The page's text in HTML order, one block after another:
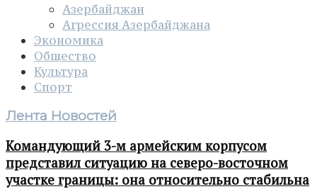
Азербайджан
Агрессия Азербайджана
Экономика
Общество
Культура
Спорт
Лента Новостей
Командующий 3-м армейским корпусом
представил ситуацию на северо-восточном
участке границы: она относительно стабильна